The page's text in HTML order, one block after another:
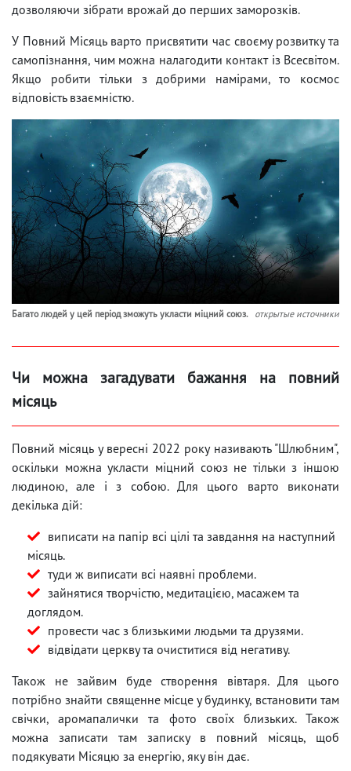
дозволяючи зібрати врожай до перших заморозків.
У Повний Місяць варто присвятити час своєму розвитку та
самопізнання, чим можна налагодити контакт із Всесвітом.
Якщо робити тільки з добрими намірами, то космос
відповість взаємністю.
Багато людей у цей період зможуть укласти міцний союз. открытые источники
Чи можна загадувати бажання на повний
місяць
Повний місяць у вересні 2022 року називають "Шлюбним",
оскільки можна укласти міцний союз не тільки з іншою
людиною, але і з собою. Для цього варто виконати
декілька дій:
виписати на папір всі цілі та завдання на наступний
місяць.
туди ж виписати всі наявні проблеми.
зайнятися творчістю, медитацією, масажем та
доглядом.
провести час з близькими людьми та друзями.
відвідати церкву та очиститися від негативу.
Також не зайвим буде створення вівтаря. Для цього
потрібно знайти священне місце у будинку, встановити там
свічки, аромапалички та фото своїх близьких. Також
можна записати там записку в повний місяць, щоб
подякувати Місяцю за енергію, яку він дає.